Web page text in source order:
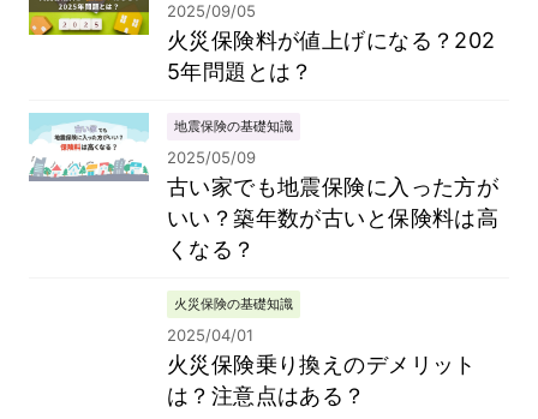
2025/09/05
火災保険料が値上げになる？202
5年問題とは？
地震保険の基礎知識
2025/05/09
古い家でも地震保険に入った方が
いい？築年数が古いと保険料は高
くなる？
火災保険の基礎知識
2025/04/01
火災保険乗り換えのデメリット
は？注意点はある？